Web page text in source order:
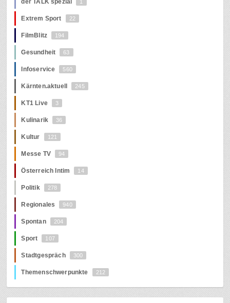
der TALK spezial 1
Extrem Sport 22
FilmBlitz 194
Gesundheit 63
Infoservice 560
Kärnten.aktuell 245
KT1 Live 3
Kulinarik 36
Kultur 121
Messe TV 94
Österreich Intim 14
Politik 278
Regionales 940
Spontan 204
Sport 107
Stadtgespräch 300
Themenschwerpunkte 212